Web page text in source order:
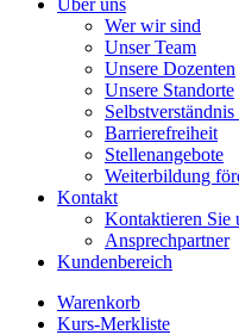
Über uns
Wer wir sind
Unser Team
Unsere Dozenten
Unsere Standorte
Barrierefreiheit
Stellenangebote
Weiterbildung
Kontakt
Kontaktieren Sie
Ansprechpartner
Kundenbereich
Warenkorb
Kurs-Merkliste